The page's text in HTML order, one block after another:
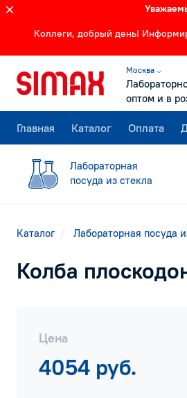
Коллеги, добрый день!
Москва ⌵
оптом и в
Главная Каталог Оплата
Лабораторная
посуда из стекла
Каталог Лабораторная посуда
Колба
Цена
4054 руб.